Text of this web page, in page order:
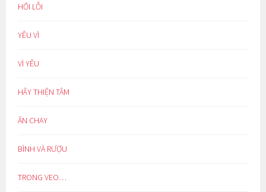
HỐI LỖI
YÊU VÌ
VÌ YÊU
HÃY THIỆN TÂM
ĂN CHAY
BÌNH VÀ RƯỢU
TRONG VEO…